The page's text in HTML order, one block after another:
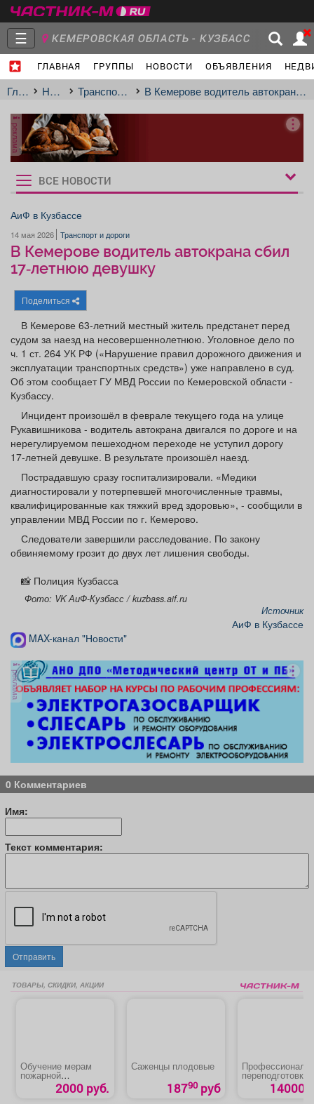
☰ КЕМЕРОВСКАЯ ОБЛАСТЬ - КУЗБАСС
ГЛАВНАЯ ГРУППЫ НОВОСТИ ОБЪЯВЛЕНИЯ
Главная
Группы
Объявления Недвижимость Услуги
Работа
Афиша Обучение Проекты
Товары
ТВ программа Я - пенсионер
Главная НовостиТранспорт и дороги В Кемерове водитель автокрана сбил 17‑летнюю девушку
реклама
Рукбрики
новостей
ВСЕ НОВОСТИ
АиФ в Кузбассе
14 мая 2026 Транспорт и дороги
В Кемерове водитель автокрана сбил
17‑летнюю девушку
Поделиться
В Кемерове 63‑летний местный житель предстанет перед
судом за наезд на несовершеннолетнюю. Уголовное дело по
ч. 1 ст. 264 УК РФ («Нарушение правил дорожного движения и
эксплуатации транспортных средств») уже направлено в суд.
Об этом сообщает ГУ МВД России по Кемеровской области -
Кузбассу.
Инцидент произошёл в феврале текущего года на улице
Рукавишникова - водитель автокрана двигался по дороге и на
нерегулируемом пешеходном переходе не уступил дорогу
17‑летней девушке. В результате произошёл наезд.
Пострадавшую сразу госпитализировали. «Медики
диагностировали у потерпевшей многочисленные травмы,
квалифицированные как тяжкий вред здоровью», - сообщили в
управлении МВД России по г. Кемерово.
Следователи завершили расследование. По закону
обвиняемому грозит до двух лет лишения свободы.
📸 Полиция Кузбасса
Фото: VK АиФ-Кузбасс / kuzbass.aif.ru
Источник
АиФ в Кузбассе
MAX-канал "Новости"
реклама
0 Комментариев
Имя:
Текст комментария:
Отправить
ТОВАРЫ, СКИДКИ, АКЦИИ
Обучение мерам
пожарной
безопасности2000 руб.
Саженцы плодовые
18790 руб
переподготовка
специалистов
«Диспетчер
14000